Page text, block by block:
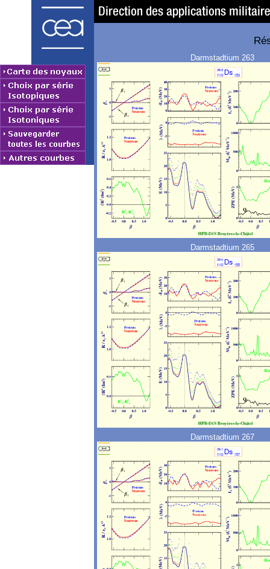
Darmstadtium 263
Darmstadtium 265
Darmstadtium 267